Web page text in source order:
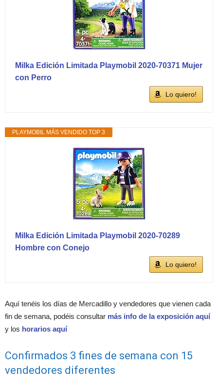
Milka Edición Limitada Playmobil 2020-70371 Mujer
con Perro
Lo quiero!
PLAYMOBIL MÁS VENDIDO TOP 3
Milka Edición Limitada Playmobil 2020-70289
Hombre con Conejo
Lo quiero!
Aquí tenéis los días de Mercadillo y vendedores que vienen cada
fin de semana, podéis consultar más info de la exposición aquí
y los horarios aquí
Confirmados 3 fines de semana con 15
vendedores diferentes